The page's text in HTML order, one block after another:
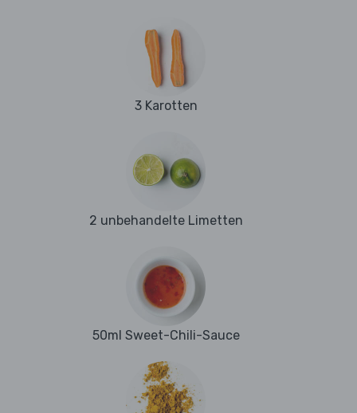
3 Karotten
2 unbehandelte Limetten
50ml Sweet-Chili-Sauce